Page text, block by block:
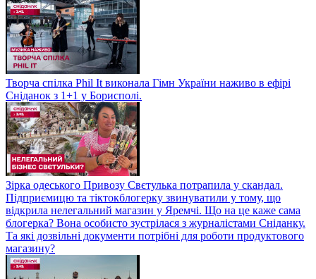
Творча спілка Phil It виконала Гімн України наживо в ефірі
Сніданок з 1+1 у Борисполі.
Зірка одеського Привозу Свєтулька потрапила у скандал.
Підприємицю та тіктокблогерку звинуватили у тому, що
відкрила нелегальний магазин у Яремчі. Що на це каже сама
блогерка? Вона особисто зустрілася з журналістами Сніданку.
Та які дозвільні документи потрібні для роботи продуктового
магазину?